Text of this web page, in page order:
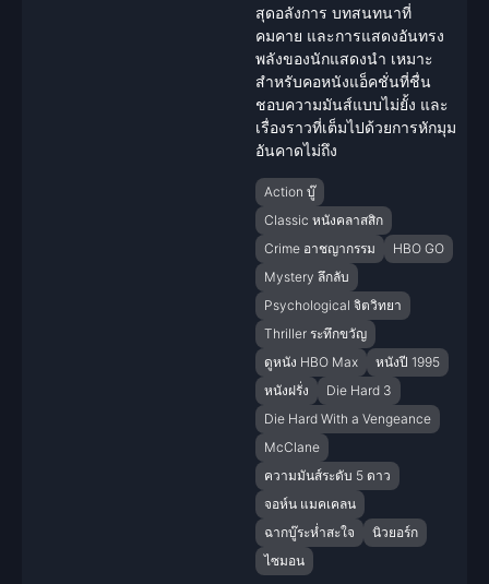
สุดอลังการ บทสนทนาที่
คมคาย และการแสดงอันทรง
พลังของนักแสดงนำ เหมาะ
สำหรับคอหนังแอ็คชั่นที่ชื่น
ชอบความมันส์แบบไม่ยั้ง และ
เรื่องราวที่เต็มไปด้วยการหักมุม
อันคาดไม่ถึง
Action บู๊
Classic หนังคลาสสิก
Crime อาชญากรรม
HBO GO
Mystery ลึกลับ
Psychological จิตวิทยา
Thriller ระทึกขวัญ
ดูหนัง HBO Max
หนังปี 1995
หนังฝรั่ง
Die Hard 3
Die Hard With a Vengeance
McClane
ความมันส์ระดับ 5 ดาว
จอห์น แมคเคลน
ฉากบู๊ระห่ำสะใจ
นิวยอร์ก
ไซมอน